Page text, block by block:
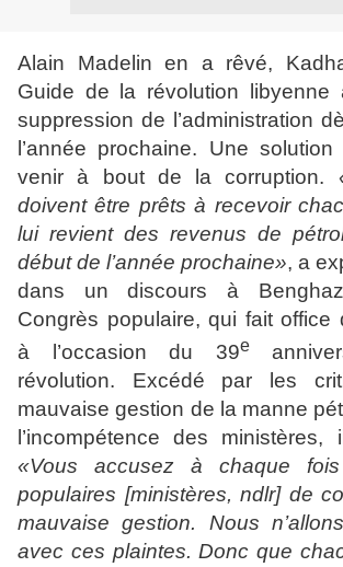
Alain Madelin en a rêvé,
Guide de la révolution libyenne
suppression de l’administration
l’année prochaine. Une
venir à bout de la corruption.
doivent être prêts à recevoir
lui revient des revenus de
début de l’année prochaine», a
dans un discours à
Congrès populaire, qui fait office
à l’occasion du 39e
révolution. Excédé par les
mauvaise gestion de la manne
l’incompétence des
«Vous accusez à chaque
populaires [ministères, ndlr]de
mauvaise gestion. Nous
avec ces plaintes. Donc que